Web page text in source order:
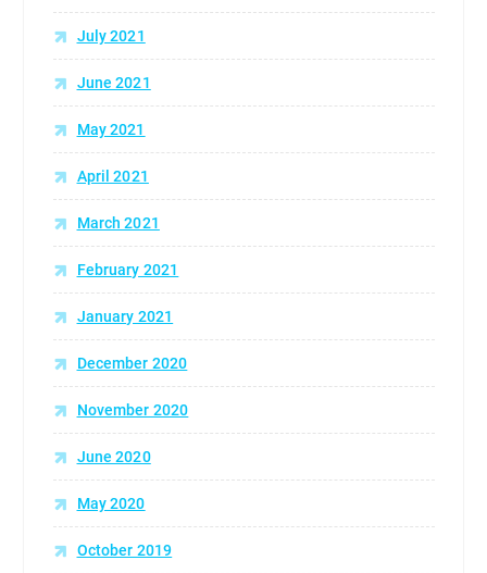
July 2021
June 2021
May 2021
April 2021
March 2021
February 2021
January 2021
December 2020
November 2020
June 2020
May 2020
October 2019